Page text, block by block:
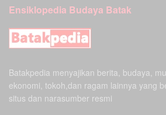
Ensiklopedia Budaya Batak
Batakpedia menyajikan berita, budaya,
ekonomi, tokoh,dan ragam lainnya yang
situs dan narasumber resmi